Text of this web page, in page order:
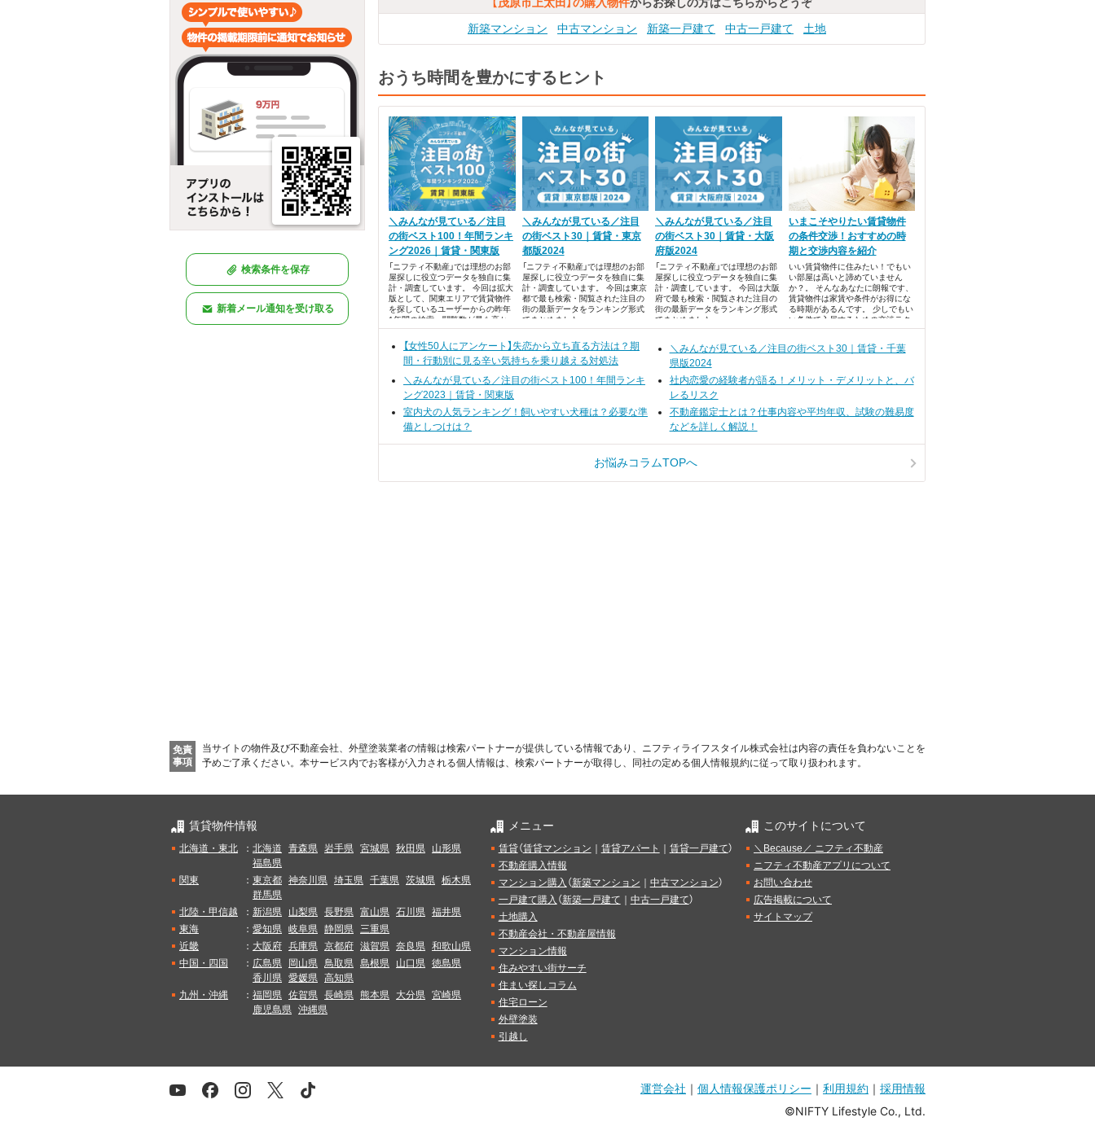
検索条件を保存
新着メール通知を受け取る
新築マンション
中古マンション 新築一戸建て 中古一戸建て 土地
おうち時間を豊かにするヒント
＼みんなが見ている／注目
の街ベスト100！年間ランキ
ング2026｜賃貸・関東版
「ニフティ不動産」では理想のお部
屋探しに役立つデータを独自に集
計・調査しています。 今回は拡大
版として、関東エリアで賃貸物件
を探しているユーザーからの昨年
1年間の検索・閲覧数が最も高か
った、注目の街ランキングベスト
100を発表します！
＼みんなが見ている／注目
の街ベスト30｜賃貸・東京
都版2024
「ニフティ不動産」では理想のお部
屋探しに役立つデータを独自に集
計・調査しています。 今回は東京
都で最も検索・閲覧された注目の
街の最新データをランキング形式
でまとめました。
＼みんなが見ている／注目
の街ベスト30｜賃貸・大阪
府版2024
「ニフティ不動産」では理想のお部
屋探しに役立つデータを独自に集
計・調査しています。 今回は大阪
府で最も検索・閲覧された注目の
街の最新データをランキング形式
でまとめました。
いまこそやりたい賃貸物件
の条件交渉！おすすめの時
期と交渉内容を紹介
いい賃貸物件に住みたい！でもい
い部屋は高いと諦めていません
か？。 そんなあなたに朗報です、
賃貸物件は家賃や条件がお得にな
る時期があるんです。 少しでもい
い条件で入居するための交渉テク
ニックをご紹介いたします。 ・7
・家賃、時期、設備の条件交渉
【女性50人にアンケート】失恋から立ち直る方法は？期
間・行動別に見る辛い気持ちを乗り越える対処法
＼みんなが見ている／注目の街ベスト30｜賃貸・千葉
県版2024
＼みんなが見ている／注目の街ベスト100！年間ランキ
ング2023｜賃貸・関東版
社内恋愛の経験者が語る！メリット・デメリットと、バ
レるリスク
室内犬の人気ランキング！飼いやすい犬種は？必要な準
備としつけは？
不動産鑑定士とは？仕事内容や平均年収、試験の難易度
などを詳しく解説！
お悩みコラムTOPへ
免責
事項
当サイトの物件及び不動産会社、外壁塗装業者の情報は検索パートナーが提供している情報であり、ニフティライフスタイル株式会社は内容の責任を負わないことを
予めご了承ください。 本サービス内でお客様が入力される個人情報は、検索パートナーが取得し、同社の定める個人情報規約に従って取り扱われます。
賃貸物件情報
北海道・東北 ： 北海道 青森県 岩手県 宮城県 秋田県
山形県
福島県
関東
： 東京都 神奈川県 埼玉県 千葉県 茨城県 栃木県
群馬県
北陸・甲信越
： 新潟県 山梨県 長野県 富山県 石川県 福井県
東海
： 愛知県 岐阜県 静岡県 三重県
近畿
： 大阪府 兵庫県 京都府 滋賀県 奈良県 和歌山県
中国・四国
： 広島県 岡山県 鳥取県 島根県 山口県 徳島県
香川県 愛媛県 高知県
九州・沖縄
： 福岡県 佐賀県 長崎県 熊本県 大分県 宮崎県
鹿児島県 沖縄県
メニュー
賃貸（賃貸マンション 賃貸アパート 賃貸一戸建て）
不動産購入情報
マンション購入 （新築マンション 中古マンション）
一戸建て購入 （新築一戸建て 中古一戸建て）
土地購入
不動産会社・不動産屋情報
マンション情報
住みやすい街サーチ
住まい探しコラム
住宅ローン
外壁塗装
引越し
このサイトについて
＼Because／ ニフティ不動産
ニフティ不動産アプリについて
お問い合わせ
広告掲載について
サイトマップ
運営会社 ｜ 個人情報保護ポリシー ｜ 利用規約 ｜ 採用情報
©NIFTY Lifestyle Co., Ltd.